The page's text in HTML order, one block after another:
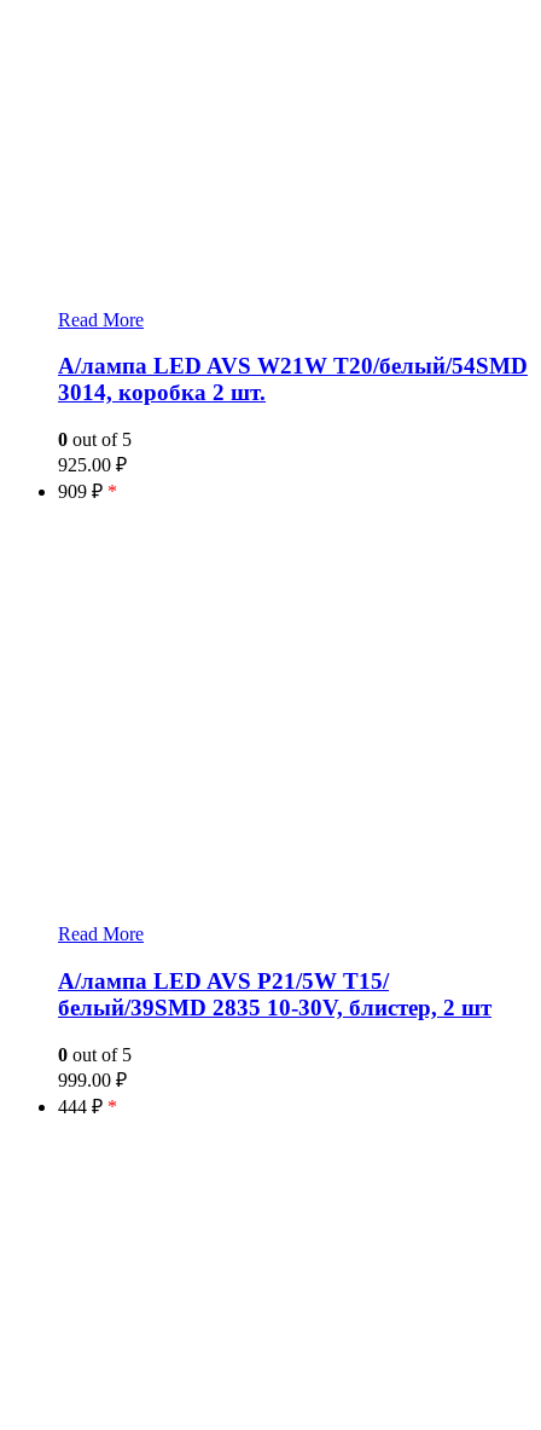
Read More
А/лампа LED AVS W21W T20/белый/54SMD
3014, коробка 2 шт.
0 out of 5
925.00 ₽
909 ₽ *
Read More
А/лампа LED AVS P21/5W T15/
белый/39SMD 2835 10-30V, блистер, 2 шт
0 out of 5
999.00 ₽
444 ₽ *